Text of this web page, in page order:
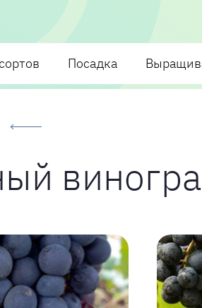
Посадка